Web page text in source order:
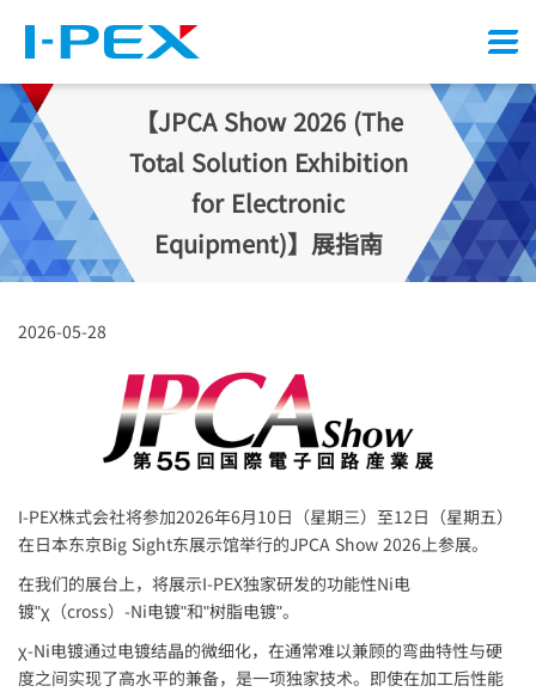
【JPCA Show 2026 (The
Total Solution Exhibition
for Electronic
Equipment)】展指南
2026-05-28
I-PEX株式会社将参加2026年6月10日（星期三）至12日（星期五）
在日本东京Big Sight东展示馆举行的JPCA Show 2026上参展。
在我们的展台上，将展示I-PEX独家研发的功能性Ni电
镀"χ（cross）-Ni电镀"和"树脂电镀"。
χ-Ni电镀通过电镀结晶的微细化，在通常难以兼顾的弯曲特性与硬
度之间实现了高水平的兼备，是一项独家技术。即使在加工后性能